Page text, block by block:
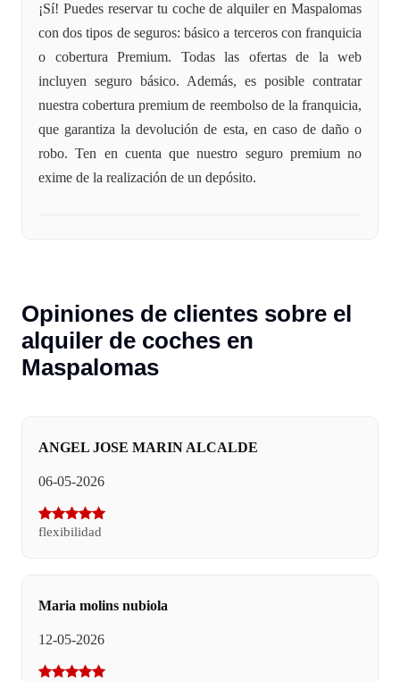
¡Sí! Puedes reservar tu coche de alquiler en Maspalomas
con dos tipos de seguros: básico a terceros con franquicia
o cobertura Premium. Todas las ofertas de la web
incluyen seguro básico. Además, es posible contratar
nuestra cobertura premium de reembolso de la franquicia,
que garantiza la devolución de esta, en caso de daño o
robo. Ten en cuenta que nuestro seguro premium no
exime de la realización de un depósito.
Opiniones de clientes sobre el
alquiler de coches en
Maspalomas
ANGEL JOSE MARIN ALCALDE
06-05-2026
flexibilidad
Maria molins nubiola
12-05-2026